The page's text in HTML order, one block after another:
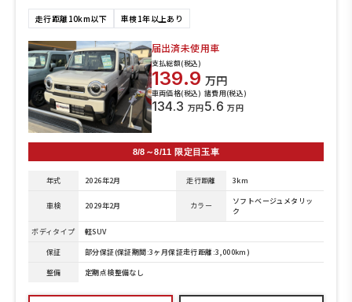
走行距離10km以下 車検1年以上あり
届出済未使用車
支払総額(税込)
139.9 万円
車両価格(税込)
134.3 万円
諸費用(税込)
5.6 万円
8/8～8/11 限定目玉車
年式 2026年2月 走行距離 3km
車検 2029年2月 カラー
ソフトベージュメタリッ
ク
ボディタイプ
軽SUV
保証
部分保証(保証期間:3ヶ月保証走行距離:3,000km)
整備
定期点検整備なし